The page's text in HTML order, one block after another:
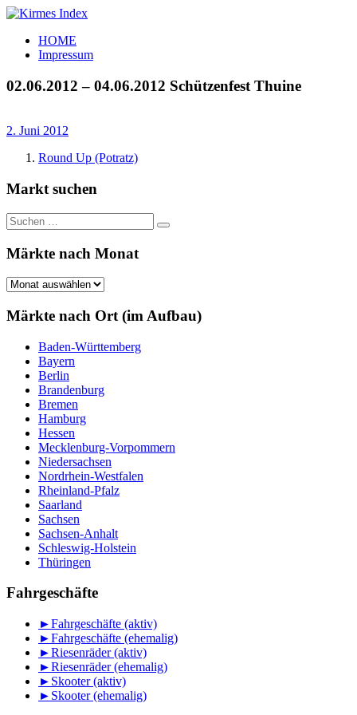
Zum
springen
Kirmes
Index
Tourpläne
der
HOME
Impressum
02.06.2012 – 04.06.2012 Schützenfest Thuine
2. Juni 2012
Round Up (Potratz)
Markt suchen
Suchen
nach:
Suchen
Märkte nach Monat
Märkte
Monat
Märkte nach Ort (im Aufbau)
Baden-Württemberg
Bayern
Berlin
Brandenburg
Bremen
Hamburg
Hessen
Mecklenburg-Vorpommern
Niedersachsen
Nordrhein-Westfalen
Rheinland-Pfalz
Saarland
Sachsen
Sachsen-Anhalt
Schleswig-Holstein
Thüringen
Fahrgeschäfte
►Fahrgeschäfte (aktiv)
►Fahrgeschäfte (ehemalig)
►Riesenräder (aktiv)
►Riesenräder (ehemalig)
► Skooter (aktiv)
► Skooter (ehemalig)